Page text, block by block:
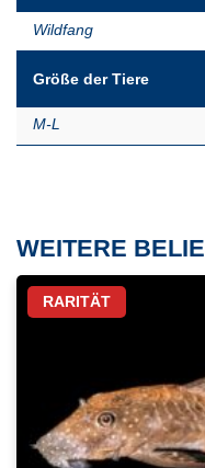
Wildfang
Größe der Tiere
M-L
WEITERE
RARITÄT